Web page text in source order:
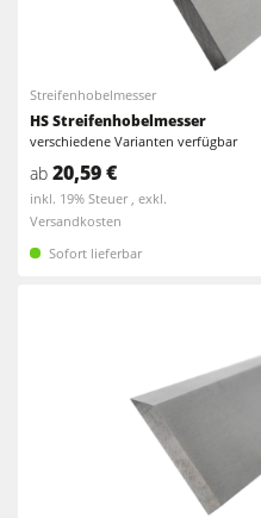
Streifenhobelmesser
HS Streifenhobelmesser
verschiedene Varianten verfügbar
ab 20,59 €
inkl. 19% Steuer , exkl.
Versandkosten
Sofort lieferbar